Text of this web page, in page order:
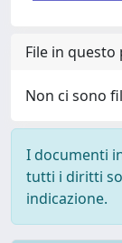
File in
Non ci sono
I documenti
tutti i diritti
indicazione.